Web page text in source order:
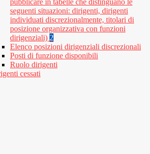
seguenti situazioni: dirigenti, dirigenti
individuati discrezionalmente, titolari di
posizione organizzativa con funzioni
dirigenziali) 2
Elenco posizioni dirigenziali discrezionali
Posti di funzione disponibili
Ruolo dirigenti
cessati